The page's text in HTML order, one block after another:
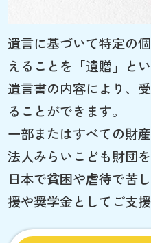
遺言に基づいて特定の
えることを「遺贈」とい
遺言書の内容により、
ることができます。
一部またはすべての財
法人みらいこども財団
日本で貧困や虐待で苦
援や奨学金としてご支